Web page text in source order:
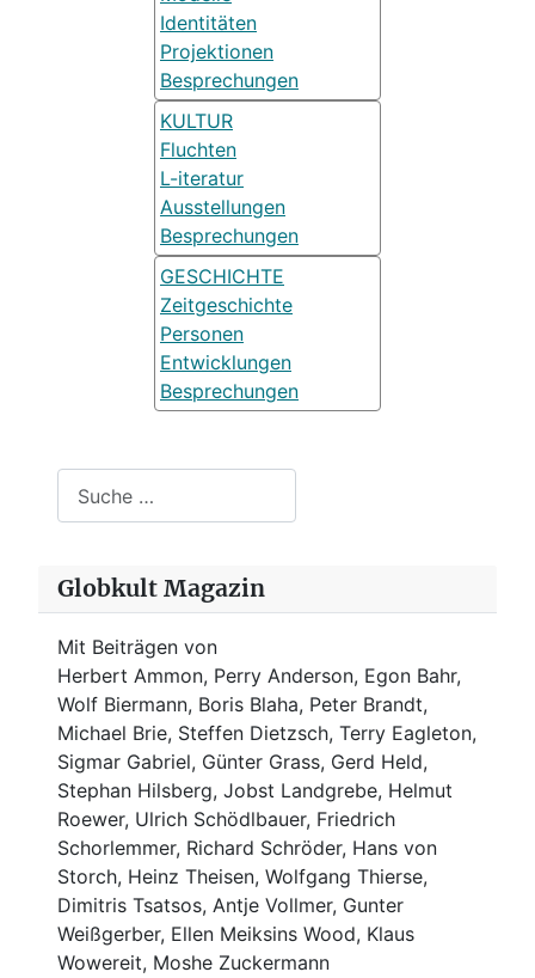
Identitäten
Projektionen
Besprechungen
KULTUR
Fluchten
L-iteratur
Ausstellungen
Besprechungen
GESCHICHTE
Zeitgeschichte
Personen
Entwicklungen
Besprechungen
Globkult Magazin
Mit Beiträgen von
Herbert Ammon, Perry Anderson, Egon Bahr,
Wolf Biermann, Boris Blaha, Peter Brandt,
Michael Brie, Steffen Dietzsch, Terry Eagleton,
Sigmar Gabriel, Günter Grass, Gerd Held,
Stephan Hilsberg, Jobst Landgrebe, Helmut
Roewer, Ulrich Schödlbauer, Friedrich
Schorlemmer, Richard Schröder, Hans von
Storch, Heinz Theisen, Wolfgang Thierse,
Dimitris Tsatsos, Antje Vollmer, Gunter
Weißgerber, Ellen Meiksins Wood, Klaus
Wowereit, Moshe Zuckermann